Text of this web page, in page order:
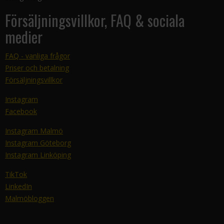
Försäljningsvillkor, FAQ & sociala
medier
FAQ - vanliga frågor
Priser och betalning
Försäljningsvillkor
Instagram
Facebook
Instagram Malmö
Instagram Göteborg
Instagram Linköping
TikTok
LinkedIn
Malmöbloggen